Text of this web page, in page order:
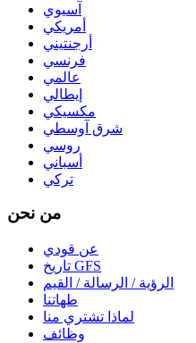
آسيوي
أمريكي
أرجنتيني
فرنسي
عالمي
إيطالي
مكسيكي
شرق آوسطي
روسي
أسباني
تركي
من نحن
عن قودي
تاريخ GFS
الرؤية / الرسالة / القيم
طهاتنا
لماذا تشتري منا
وظائف